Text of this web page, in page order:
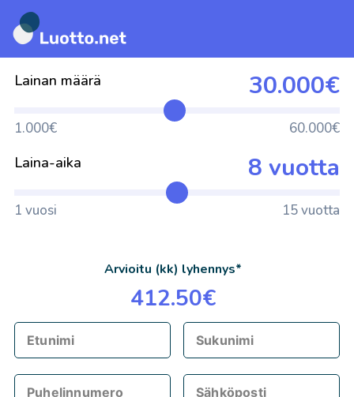
Siirry
suoraan
sisältöön
Lainan määrä 30.000€
1.000€ 60.000€
Laina-aika 8 vuotta
1 vuosi 15 vuotta
Arvioitu (kk) lyhennys*
412.50€